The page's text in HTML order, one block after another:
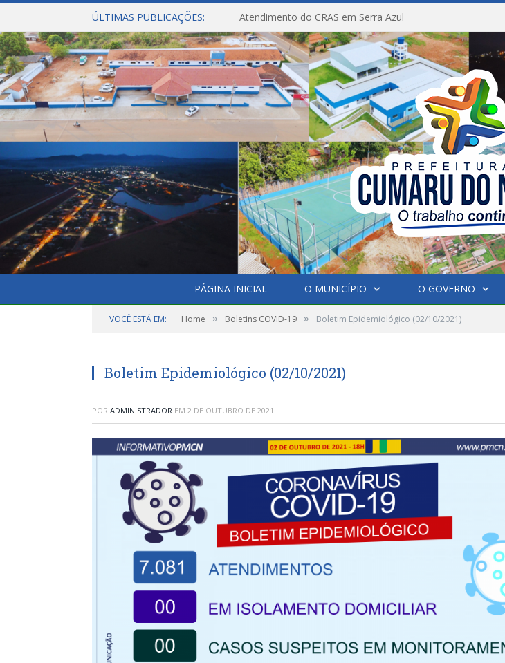
ÚLTIMAS PUBLICAÇÕES: Atendimento do CRAS em Serra Azul
PÁGINA INICIAL O MUNICÍPIO O GOVERNO
VOCÊ ESTÁ EM: Home » Boletins COVID-19 » Boletim Epidemiológico (02/10/2021)
Boletim Epidemiológico (02/10/2021)
POR ADMINISTRADOR EM 2 DE OUTUBRO DE 2021